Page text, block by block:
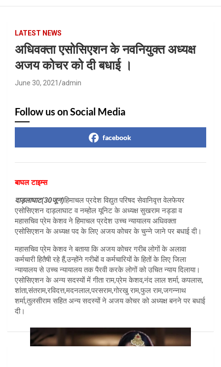
LATEST NEWS
अधिवक्ता एसोसिएशन के नवनियुक्त अध्यक्ष
अजय कोचर को दी बधाई ।
June 30, 2021 admin
Follow us on Social Media
facebook
बाघल टाइम्स
दाड़लाघाट(30जून)हिमाचल प्रदेश विद्युत परिषद सेवानिवृत्त वेलफेयर
एसोसिएशन दाड़लाघाट व नम्होल यूनिट के अध्यक्ष सुखराम नड्डा व
महासचिव प्रेम केशव ने हिमाचल प्रदेश उच्च न्यायालय अधिवक्ता
एसोसिएशन के अध्यक्ष पद के लिए अजय कोचर के चुन्ने जाने पर बधाई दी।
महासचिव प्रेम केशव ने बताया कि अजय कोचर गरीब लोगों के अलावा
कर्मचारी हितैषी रहे हैं,उन्होंने गरीबों व कर्मचारियों के हितों के लिए जिला
न्यायालय से उच्च न्यायालय तक पैरवी करके लोगों को उचित न्याय दिलाया।
एसोसिएशन के अन्य सदस्यों में गीता राम,प्रेम केशव,नंद लाल शर्मा, कपलास,
शांता,संतराम,रविदत्त,मदनलाल,परसराम,गोरखु राम,फुल राम,जगन्नाथ
शर्मा,तुलसीराम सहित अन्य सदस्यों ने अजय कोचर को अध्यक्ष बनने पर बधाई
दी।